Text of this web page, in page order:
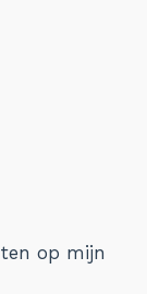
op mijn